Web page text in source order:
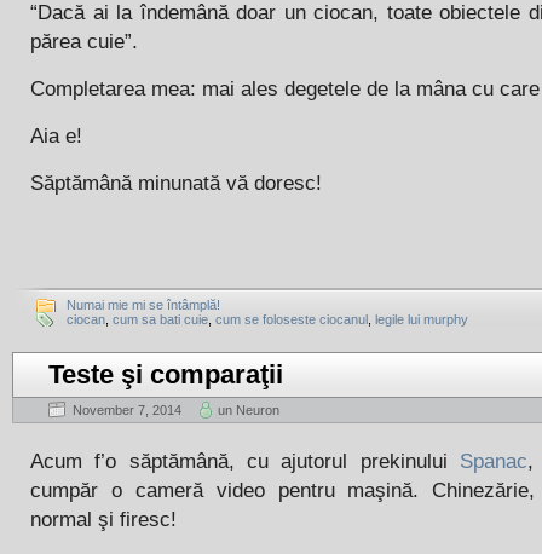
“Dacă ai la îndemână doar un ciocan, toate obiectele
părea cuie”.
Completarea mea: mai ales degetele de la mâna cu
Aia e!
Săptămână minunată vă doresc!
Numai mie mi se întâmplă!
ciocan cum sa bati cuie cum se foloseste ciocanul legile lui murphy
Teste şi comparaţii
November 7, 2014 un Neuron
Acum f’o săptămână, cu ajutorul prekinului Spanac,
cumpăr o cameră video pentru maşină.
normal şi firesc!